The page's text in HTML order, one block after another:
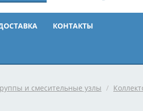
КОНТАКТЫ
и смесительные узлы /